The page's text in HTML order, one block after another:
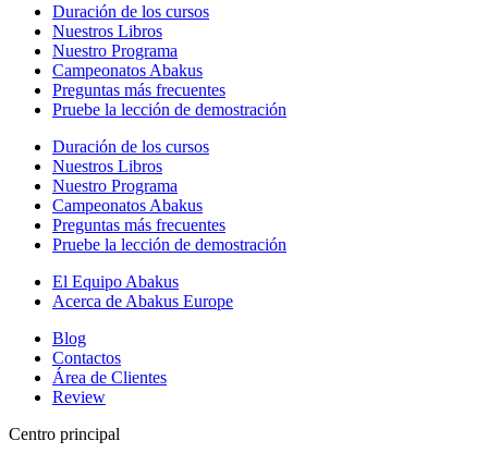
Duración de los cursos
Nuestros Libros
Nuestro Programa
Campeonatos Abakus
Preguntas más frecuentes
Pruebe la lección de demostración
Duración de los cursos
Nuestros Libros
Nuestro Programa
Campeonatos Abakus
Preguntas más frecuentes
Pruebe la lección de demostración
El Equipo Abakus
Acerca de Abakus Europe
Blog
Contactos
Área de Clientes
Review
Centro principal